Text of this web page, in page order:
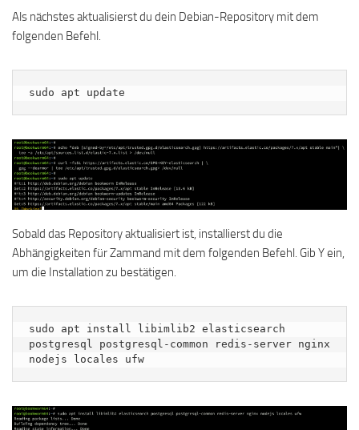
Als nächstes aktualisierst du dein Debian-Repository mit dem
folgenden Befehl.
sudo apt update
Sobald das Repository aktualisiert ist, installierst du die
Abhängigkeiten für Zammand mit dem folgenden Befehl. Gib Y ein,
um die Installation zu bestätigen.
sudo apt install libimlib2 elasticsearch
postgresql postgresql-common redis-server nginx
nodejs locales ufw